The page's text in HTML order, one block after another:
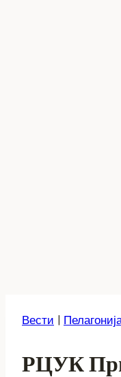
Вести |
РЦУК